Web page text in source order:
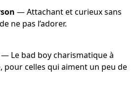
— Attachant et curieux sans
ne pas l’adorer.
— Le bad boy charismatique à
pour celles qui aiment un peu de